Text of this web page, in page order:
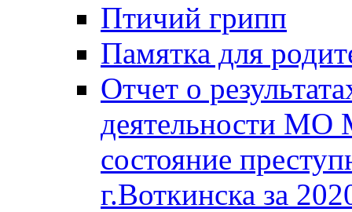
Птичий грипп
Памятка для
Отчет о
деятельности МО
состояние
г.Воткинска за